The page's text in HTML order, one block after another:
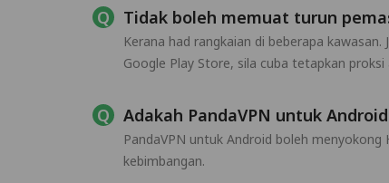
Tidak boleh memuat turun
Kerana had rangkaian di beberapa
Google Play Store, sila cuba tetapkan
Adakah PandaVPN untuk
PandaVPN untuk Android boleh
kebimbangan.